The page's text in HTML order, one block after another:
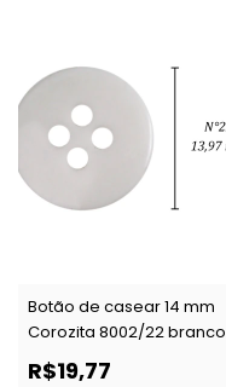
Botão de casear 14 mm
Corozita 8002/22 branco
c/ 144 un
R$19,77